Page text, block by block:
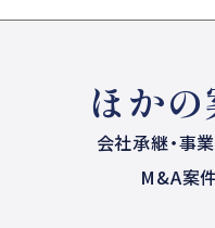
ほか
会社承継・事
M&A案